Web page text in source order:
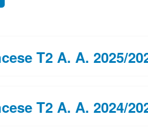
corsi
T2 A. A. 2025/
T2 A. A. 2024/